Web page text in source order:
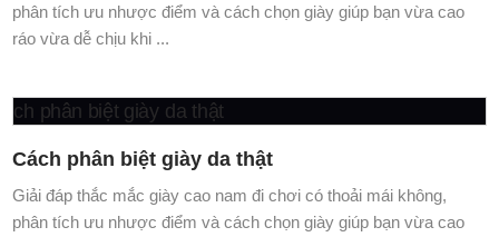
phân tích ưu nhược điểm và cách chọn giày giúp bạn vừa cao
ráo vừa dễ chịu khi ...
Cách phân biệt giày da thật
Giải đáp thắc mắc giày cao nam đi chơi có thoải mái không,
phân tích ưu nhược điểm và cách chọn giày giúp bạn vừa cao